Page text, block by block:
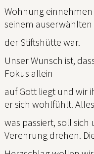
Wohnung
seinem auserwählten
der Stiftshütte war.
Unser Wunsch ist,
Fokus allein
auf Gott liegt und wir
er sich wohlfühlt.
was passiert, soll
Verehrung drehen.